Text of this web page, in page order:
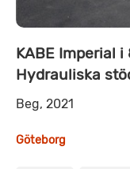
KABE Imperial
Hydrauliska
Beg, 2021
Göteborg